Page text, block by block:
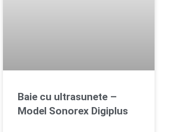
Baie cu ultrasunete –
Model Sonorex Digiplus